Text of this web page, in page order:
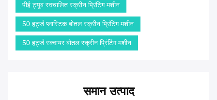
पीई ट्यूब स्वचालित स्क्रीन प्रिंटिंग मशीन
50 हर्ट्ज प्लास्टिक बोतल स्क्रीन प्रिंटिंग मशीन
50 हर्ट्ज स्क्वायर बोतल स्क्रीन प्रिंटिंग मशीन
समान उत्पाद